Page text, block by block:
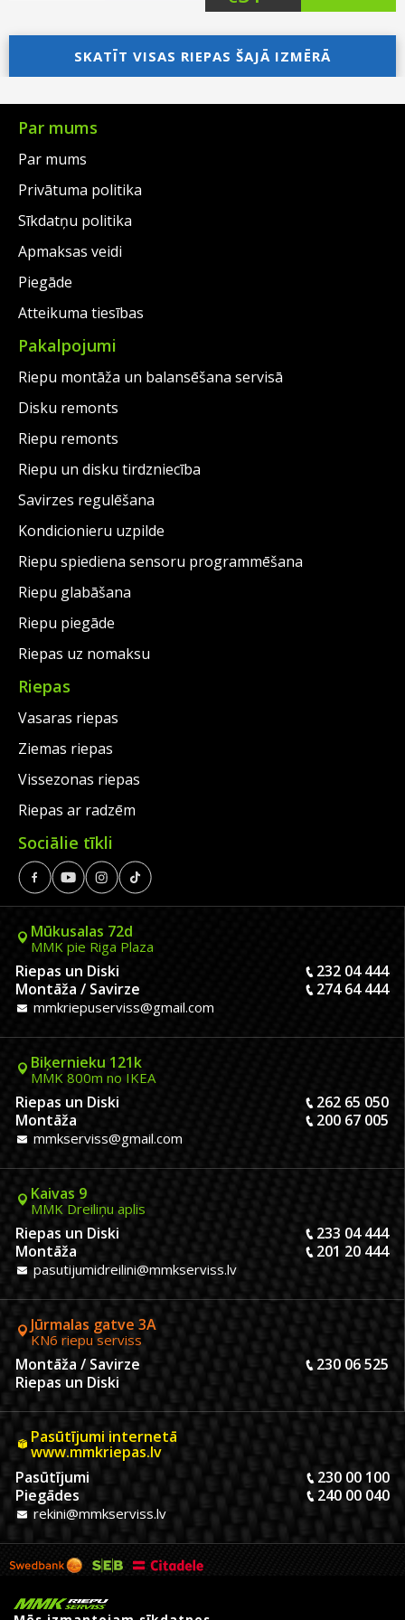
was:
€79.00.
price
is:
€57.00.
price
was:
€74.00.
Current
price
is:
SKATĪT VISAS RIEPAS ŠAJĀ IZMĒRĀ
Par mums
Par mums
Privātuma politika
Sīkdatņu politika
Apmaksas veidi
Piegāde
Atteikuma tiesības
Pakalpojumi
Riepu montāža un balansēšana servisā
Disku remonts
Riepu remonts
Riepu un disku tirdzniecība
Savirzes regulēšana
Kondicionieru uzpilde
Riepu spiediena sensoru programmēšana
Riepu glabāšana
Riepu piegāde
Riepas uz nomaksu
Riepas
Vasaras riepas
Ziemas riepas
Vissezonas riepas
Riepas ar radzēm
Sociālie tīkli
Mūkusalas 72d
MMK pie Riga Plaza
Riepas un Diski
232 04 444
Montāža / Savirze
274 64 444
mmkriepuserviss@gmail.com
Biķernieku 121k
MMK 800m no IKEA
Riepas un Diski
262 65 050
Montāža
200 67 005
mmkserviss@gmail.com
Kaivas 9
MMK Dreiliņu aplis
Riepas un Diski
233 04 444
Montāža
201 20 444
pasutijumidreilini@mmkserviss.lv
Jūrmalas gatve 3A
KN6 riepu serviss
Montāža / Savirze
230 06 525
Riepas un Diski
Pasūtījumi internetā
www.mmkriepas.lv
Pasūtījumi
230 00 100
Piegādes
240 00 040
rekini@mmkserviss.lv